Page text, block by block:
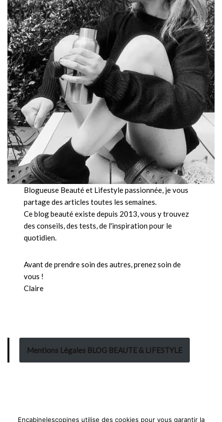
Blogueuse Beauté et Lifestyle passionnée, je vous
partage des articles toutes les semaines.
Ce blog beauté existe depuis 2013, vous y trouvez
des conseils, des tests, de l'inspiration pour le
quotidien.
Avant de prendre soin des autres, prenez soin de
vous !
Claire
Mentions Légales BLOG BEAUTE & LIFESTYLE
Encabinelescopines utilise des cookies pour vous garantir la